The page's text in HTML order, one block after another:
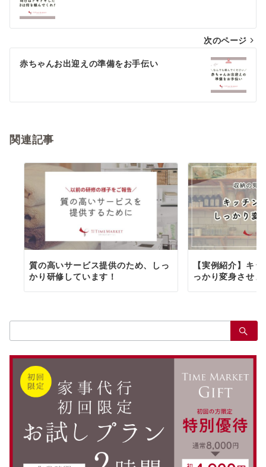
稿
ナ
ビ
ゲ
シ
ン
次のページ
赤ちゃんお出迎えの準備をお手伝い
関連記事
質の高いサービス提供のため、しっ
かり研修しています！
【実例紹介】キ
っかり変身させま
索：